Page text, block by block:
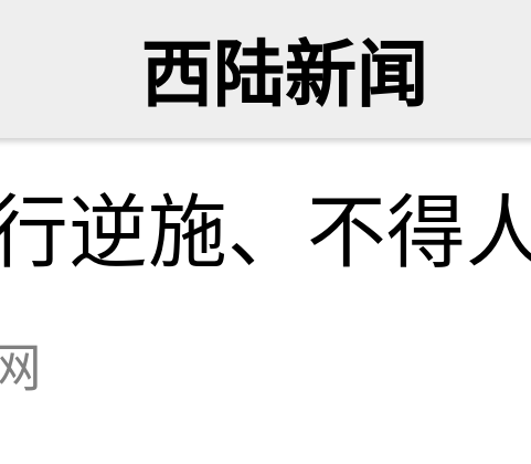
西陆新闻
逆施、不得